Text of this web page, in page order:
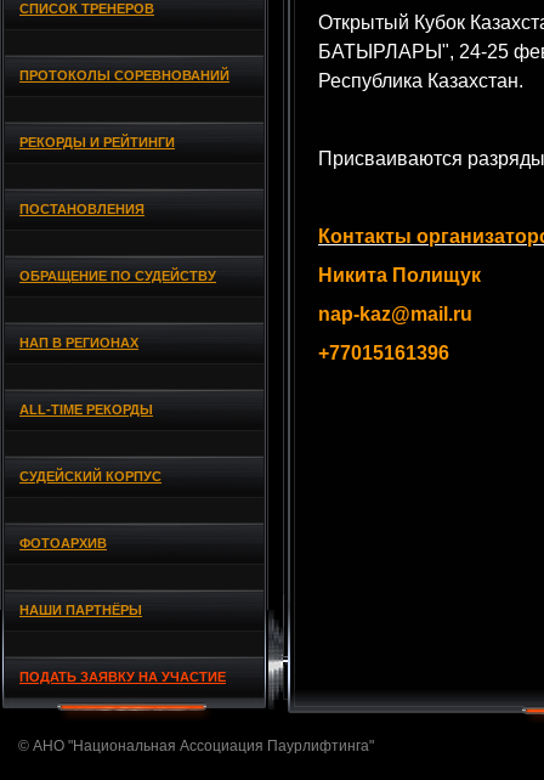
СПИСОК ТРЕНЕРОВ
ПРОТОКОЛЫ СОРЕВНОВАНИЙ
РЕКОРДЫ И РЕЙТИНГИ
ПОСТАНОВЛЕНИЯ
ОБРАЩЕНИЕ ПО СУДЕЙСТВУ
НАП В РЕГИОНАХ
ALL-TIME РЕКОРДЫ
СУДЕЙСКИЙ КОРПУС
ФОТОАРХИВ
НАШИ ПАРТНЁРЫ
ПОДАТЬ ЗАЯВКУ НА УЧАСТИЕ
Открытый Кубок
БАТЫРЛАРЫ", 24-25
Республика Казахстан.
Присваиваются
Контакты
Никита Полищук
nap-kaz@mail.ru
+77015161396
© АНО "Национальная Ассоциация Паурлифтинга"